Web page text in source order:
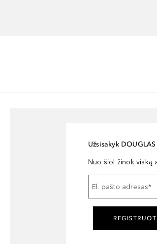
Užsisakyk
Nuo šiol žinok viską
El. pašto adresas*